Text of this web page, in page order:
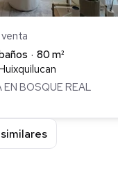
80 m²
EN BOSQUE REAL